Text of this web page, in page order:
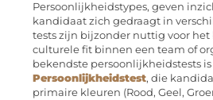
Persoonlijkheidstypes, geven
kandidaat zich gedraagt in
tests zijn bijzonder nuttig voor het
culturele fit binnen een team of
bekendste persoonlijkheidstests
Persoonlijkheidstest, die
primaire kleuren (Rood, Geel,